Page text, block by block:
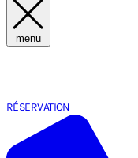
menu
RÉSERVATION